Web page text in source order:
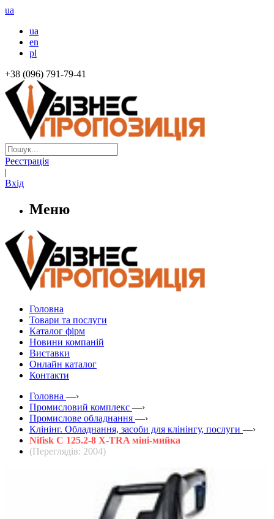
ua
ua
en
pl
+38 (096) 791-79-41
Реєстрація
|
Вхід
Меню
Головна
Товари та послуги
Каталог фірм
Новини компаній
Виставки
Онлайн каталог
Контакти
Головна —›
Промисловий комплекс —›
Промислове обладнання —›
Клінінг. Обладнання, засоби для клінінгу, послуги —›
Nifisk C 125.2-8 X-TRA міні-мийка
(Переглядів: 2004)